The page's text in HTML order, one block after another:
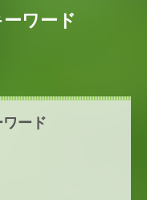
ワード
ード